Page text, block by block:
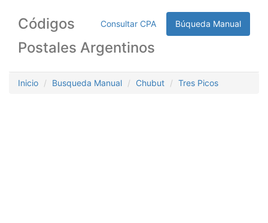
Consultar CPA Búqueda Manual
Códigos
Postales Argentinos
Inicio Busqueda Manual Chubut Tres Picos